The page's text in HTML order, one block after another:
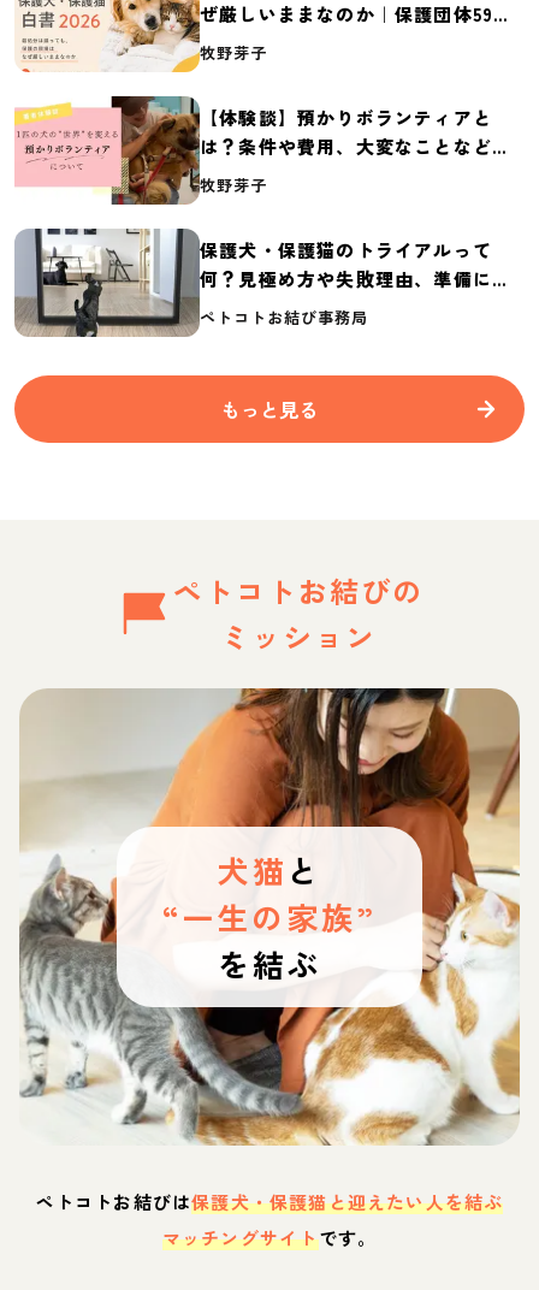
ぜ厳しいままなのか｜保護団体59団
体の実態調査【保護犬・保護猫白書
牧野芽子
【体験談】預かりボランティアと
は？条件や費用、大変なことなど紹
介
牧野芽子
保護犬・保護猫のトライアルって
何？見極め方や失敗理由、準備に必
要なものを紹介
ペトコトお結び事務局
もっと見る
ペトコトお結びの
ミッション
犬猫 と
“一生の家族”
を結ぶ
ペトコトお結びは保護犬・保護猫と迎えたい人を結ぶ
マッチングサイトです。